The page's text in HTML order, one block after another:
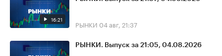
16:21 РЫНКИ 04 авг, 21:37
РЫНКИ. Выпуск за 21:05, 04.08.2026